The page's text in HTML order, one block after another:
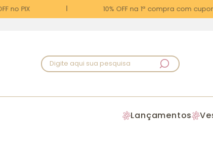
no PIX 10% OFF na 1ª compra com cupom
Digite aqui sua pesquisa
Lançamentos